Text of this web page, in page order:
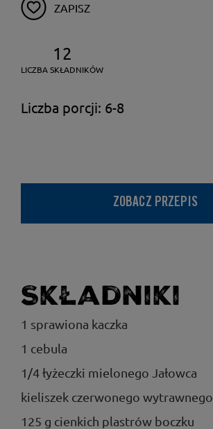
ZAPISZ
12
LICZBA SKŁADNIKÓW
Liczba porcji: 6-8
ZOBACZ PRZEPIS
Składniki
1 sprawiona kaczka
1 cebula
1/4 łyżeczki mielonego Jałowca
kieliszek czerwonego wytrawnego
125 g cienkich plastrów boczku